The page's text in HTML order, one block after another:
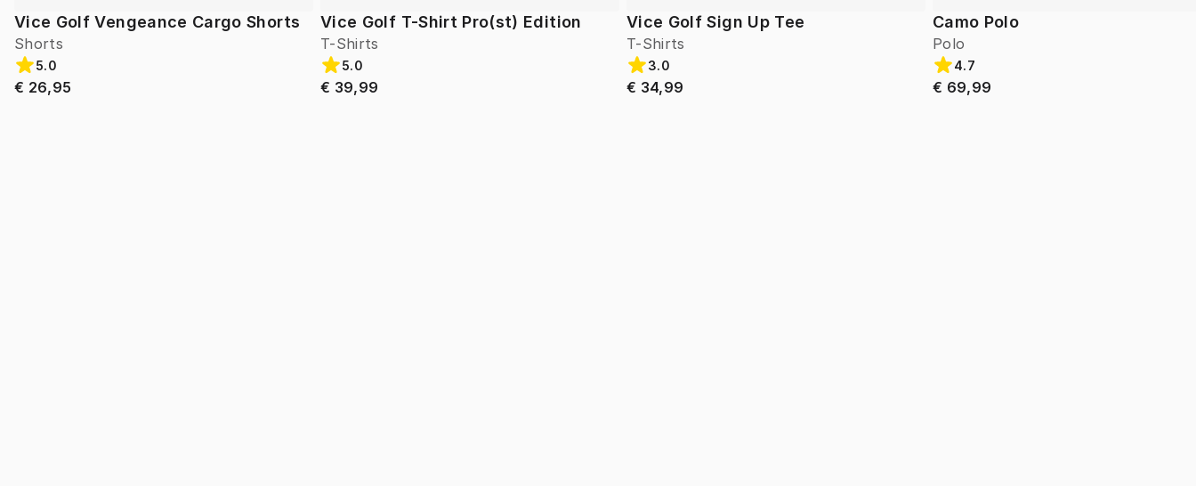
Vice Golf Vengeance Cargo Shorts
Shorts
5.0
€ 26,95
Vice Golf T-Shirt Pro(st) Edition
T-Shirts
5.0
€ 39,99
Vice Golf Sign Up Tee
T-Shirts
3.0
€ 34,99
Camo Polo
Polo
4.7
€ 69,99